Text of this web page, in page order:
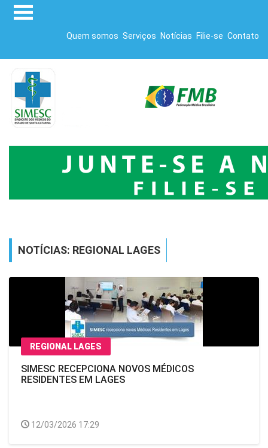
Quem somos Serviços Notícias Filie-se Contato
NOTÍCIAS: REGIONAL LAGES
REGIONAL LAGES
SIMESC RECEPCIONA NOVOS MÉDICOS
RESIDENTES EM LAGES
12/03/2026 17:29